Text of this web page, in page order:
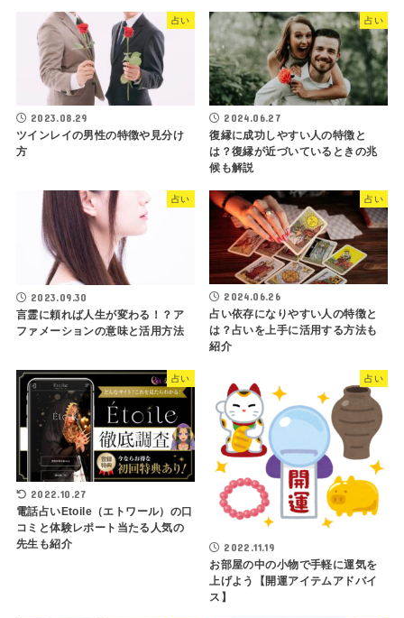
占い
2023.08.29
ツインレイの男性の特徴や見分け
方
占い
2024.06.27
復縁に成功しやすい人の特徴と
は？復縁が近づいているときの兆
候も解説
占い
2023.09.30
言霊に頼れば人生が変わる！？ア
ファメーションの意味と活用方法
占い
2024.06.26
占い依存になりやすい人の特徴と
は？占いを上手に活用する方法も
紹介
占い
2022.10.27
電話占いEtoile（エトワール）の口
コミと体験レポート当たる人気の
先生も紹介
占い
2022.11.19
お部屋の中の小物で手軽に運気を
上げよう【開運アイテムアドバイ
ス】